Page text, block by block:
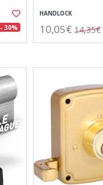
- 30%
HANDLOCK
10,05€ 14,35€